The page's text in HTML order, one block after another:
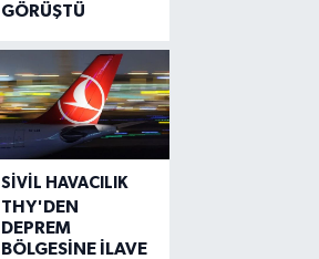
GÖRÜŞTÜ
SIVIL HAVACILIK
THY'DEN
DEPREM
BÖLGESİNE İLAVE